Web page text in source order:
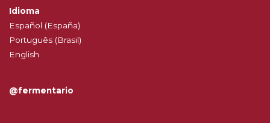
Idioma
Español (España)
Português (Brasil)
English
@fermentario